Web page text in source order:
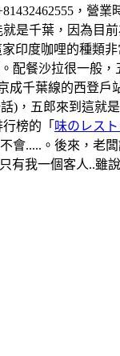
，營業
是千葉，因為目
印度咖哩的種
餐沙拉很一般
千葉線的西登
，五郎來到這就
榜的「 味のレス
.....。後來，老
我一個客人..